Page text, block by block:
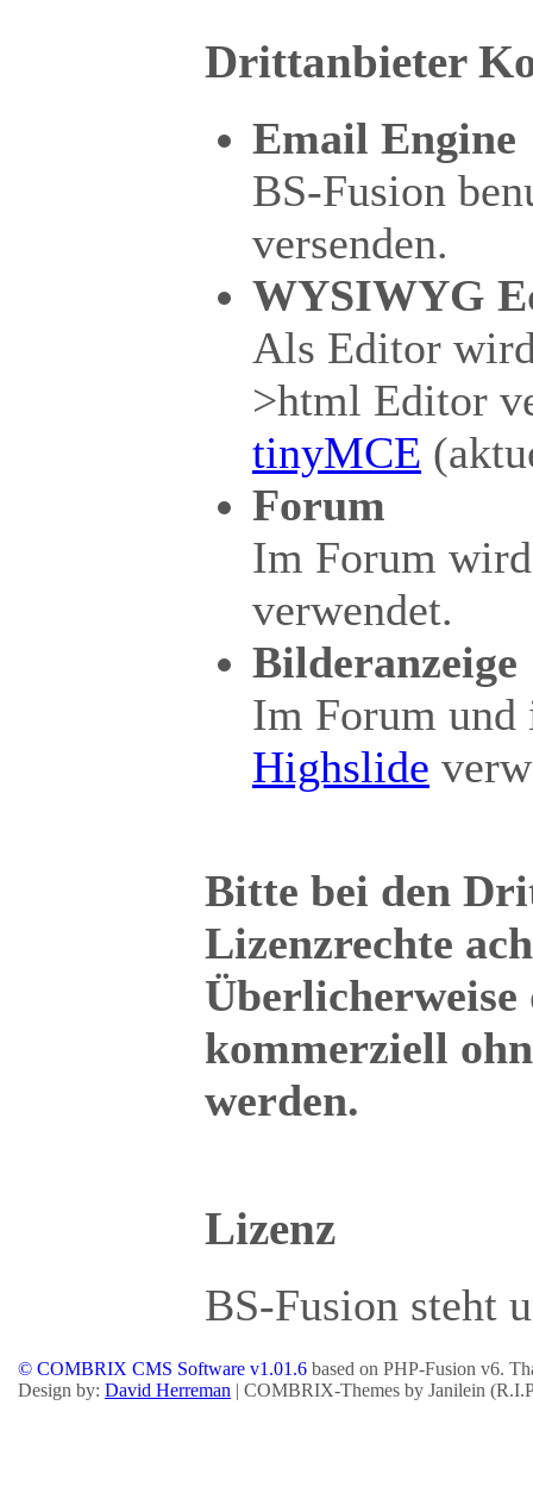
Drittanbieter
Email Engine
BS-Fusion
versenden.
WYSIWYG
Als Editor
>html Editor
tinyMCE
Forum
Im Forum
verwendet.
Bilderanzeige
Im Forum und
Highslide
Bitte bei den
Lizenzrechte
kommerziell
werden.
Lizenz
BS-Fusion steht
© COMBRIX CMS Software v1.01.6 based on PHP-Fusion v6.
Design by: David Herreman | COMBRIX-Themes by Janilein